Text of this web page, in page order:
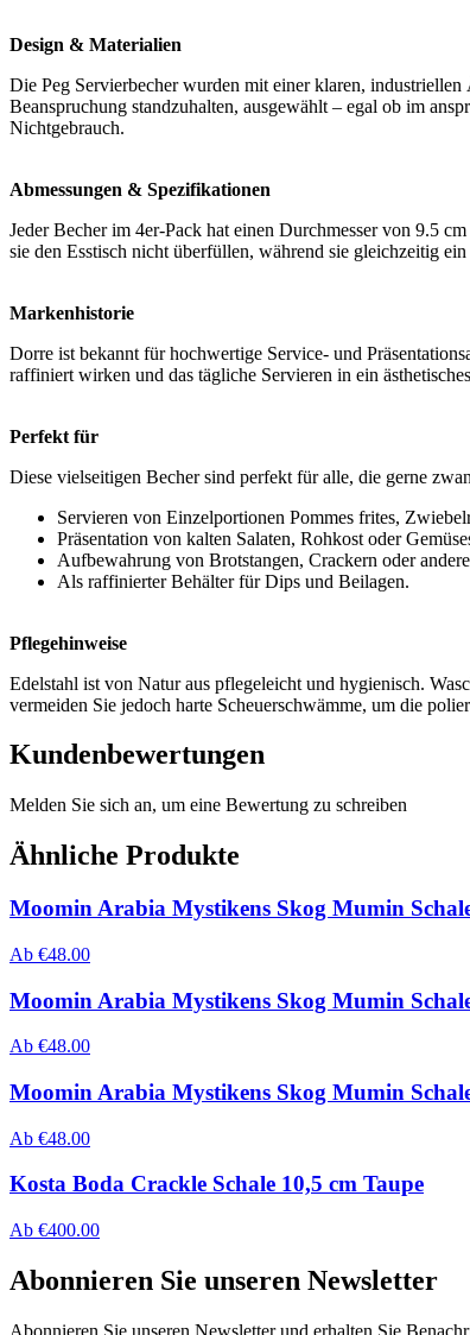
Design & Materialien
Die Peg Servierbecher wurden mit einer klaren,
Beanspruchung standzuhalten, ausgewählt – egal ob im
Nichtgebrauch.
Abmessungen & Spezifikationen
Jeder Becher im 4er-Pack hat einen Durchmesser von 9.5
sie den Esstisch nicht überfüllen, während sie gleichzeitig
Markenhistorie
Dorre ist bekannt für hochwertige Service- und
raffiniert wirken und das tägliche Servieren in ein
Perfekt für
Diese vielseitigen Becher sind perfekt für alle, die gerne
Servieren von Einzelportionen Pommes frites,
Präsentation von kalten Salaten, Rohkost oder
Aufbewahrung von Brotstangen, Crackern oder
Als raffinierter Behälter für Dips und Beilagen.
Pflegehinweise
Edelstahl ist von Natur aus pflegeleicht und hygienisch.
vermeiden Sie jedoch harte Scheuerschwämme, um die
Kundenbewertungen
Melden Sie sich an, um eine Bewertung zu schreiben
Ähnliche Produkte
Moomin Arabia Mystikens Skog Mumin
Ab €48.00
Moomin Arabia Mystikens Skog Mumin
Ab €48.00
Moomin Arabia Mystikens Skog Mumin
Ab €48.00
Kosta Boda Crackle Schale 10,5 cm Taupe
Ab €400.00
Abonnieren Sie unseren Newsletter
Abonnieren Sie unseren Newsletter und erhalten Sie